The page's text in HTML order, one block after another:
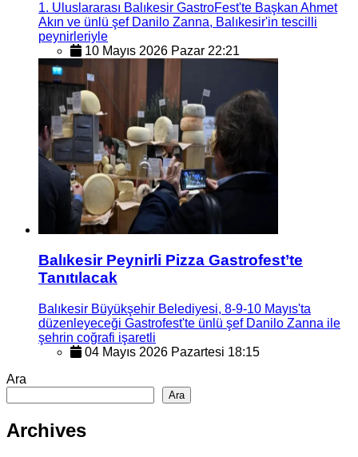
1. Uluslararası Balıkesir GastroFest'te Başkan Ahmet
Akın ve ünlü şef Danilo Zanna, Balıkesir'in tescilli
peynirleriyle
10 Mayıs 2026 Pazar 22:21
Balıkesir Peynirli Pizza Gastrofest’te
Tanıtılacak
Balıkesir Büyükşehir Belediyesi, 8-9-10 Mayıs'ta
düzenleyeceği Gastrofest'te ünlü şef Danilo Zanna ile
şehrin coğrafi işaretli
04 Mayıs 2026 Pazartesi 18:15
Ara
Ara
Archives